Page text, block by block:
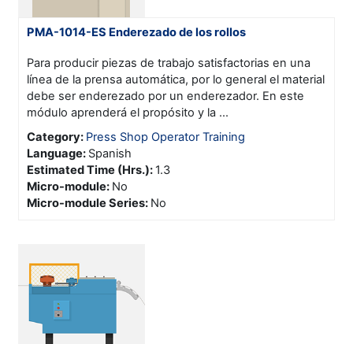
PMA-1014-ES Enderezado de los rollos
Para producir piezas de trabajo satisfactorias en una
línea de la prensa automática, por lo general el material
debe ser enderezado por un enderezador. En este
módulo aprenderá el propósito y la ...
Category: Press Shop Operator Training
Language: Spanish
Estimated Time (Hrs.): 1.3
Micro-module: No
Micro-module Series: No